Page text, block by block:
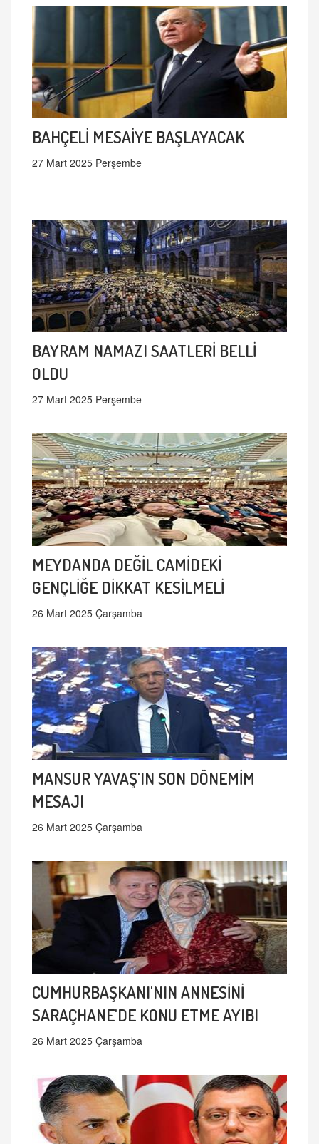
BAHÇELİ MESAİYE BAŞLAYACAK
27 Mart 2025 Perşembe
BAYRAM NAMAZI SAATLERİ BELLİ
OLDU
27 Mart 2025 Perşembe
MEYDANDA DEĞİL CAMİDEKİ
GENÇLİĞE DİKKAT KESİLMELİ
26 Mart 2025 Çarşamba
MANSUR YAVAŞ'IN SON DÖNEMİM
MESAJI
26 Mart 2025 Çarşamba
CUMHURBAŞKANI'NIN ANNESİNİ
SARAÇHANE'DE KONU ETME AYIBI
26 Mart 2025 Çarşamba